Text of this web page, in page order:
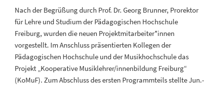
Nach der Begrüßung durch Prof. Dr. Georg Brunner, Prorektor
für Lehre und Studium der Pädagogischen Hochschule
Freiburg, wurden die neuen Projektmitarbeiter*innen
vorgestellt. Im Anschluss präsentierten Kollegen der
Pädagogischen Hochschule und der Musikhochschule das
Projekt „Kooperative Musiklehrer/innenbildung Freiburg“
(KoMuF). Zum Abschluss des ersten Programmteils stellte Jun.-